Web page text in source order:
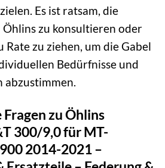
Es ist ratsam, die
Öhlins zu konsultieren oder
Rate zu ziehen, um die Gabel
Bedürfnisse und
zu Öhlins
300/9,0 für MT-
2014-2021 –